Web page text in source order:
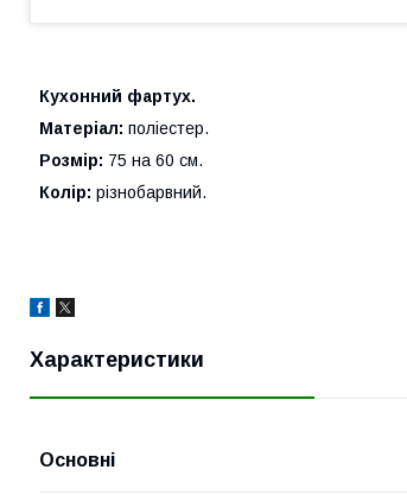
Кухонний фартух.
Матеріал: поліестер.
Розмір: 75 на 60 см.
Колір: різнобарвний.
Характеристики
Основні